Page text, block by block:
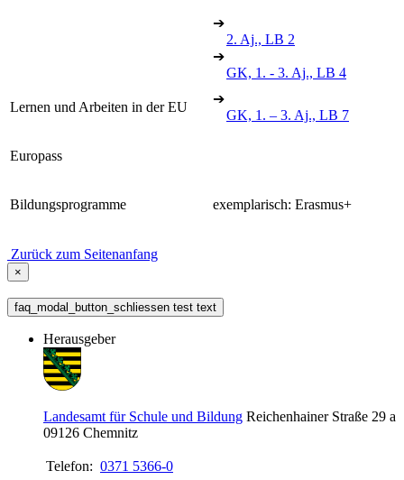
➔
2. Aj., LB 2
➔
GK, 1. - 3. Aj., LB 4
Lernen und Arbeiten in der EU
➔
GK, 1. – 3. Aj., LB 7
Europass
Bildungsprogramme exemplarisch: Erasmus+
Zurück zum Seitenanfang
×
faq_modal_button_schliessen test text
Herausgeber
Landesamt für Schule und Bildung Reichenhainer Straße 29 a
09126 Chemnitz
Telefon: 0371 5366-0